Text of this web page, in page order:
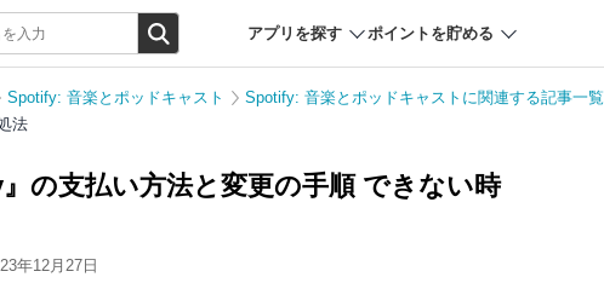
アプリを探す ポイントを貯める
Spotify: 音楽とポッドキャスト
Spotify: 音楽とポッドキャストに関連する記事一覧
法
の支払い方法と変更の手順 できない時
年12月27日